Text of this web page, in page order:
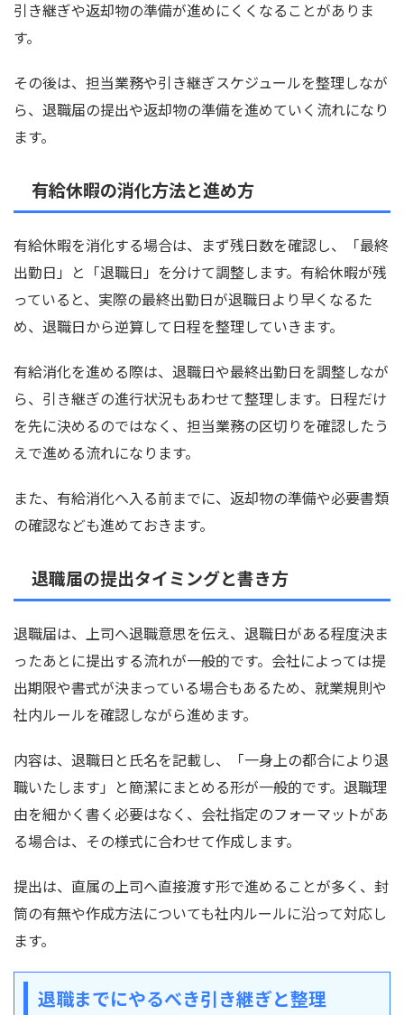
引き継ぎや返却物の準備が進めにくくなることがありま
す。
その後は、担当業務や引き継ぎスケジュールを整理しなが
ら、退職届の提出や返却物の準備を進めていく流れになり
ます。
有給休暇の消化方法と進め方
有給休暇を消化する場合は、まず残日数を確認し、「最終
出勤日」と「退職日」を分けて調整します。有給休暇が残
っていると、実際の最終出勤日が退職日より早くなるた
め、退職日から逆算して日程を整理していきます。
有給消化を進める際は、退職日や最終出勤日を調整しなが
ら、引き継ぎの進行状況もあわせて整理します。日程だけ
を先に決めるのではなく、担当業務の区切りを確認したう
えで進める流れになります。
また、有給消化へ入る前までに、返却物の準備や必要書類
の確認なども進めておきます。
退職届の提出タイミングと書き方
退職届は、上司へ退職意思を伝え、退職日がある程度決ま
ったあとに提出する流れが一般的です。会社によっては提
出期限や書式が決まっている場合もあるため、就業規則や
社内ルールを確認しながら進めます。
内容は、退職日と氏名を記載し、「一身上の都合により退
職いたします」と簡潔にまとめる形が一般的です。退職理
由を細かく書く必要はなく、会社指定のフォーマットがあ
る場合は、その様式に合わせて作成します。
提出は、直属の上司へ直接渡す形で進めることが多く、封
筒の有無や作成方法についても社内ルールに沿って対応し
ます。
退職までにやるべき引き継ぎと整理